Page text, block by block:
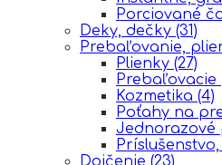
Porciované
Deky, dečky (31)
Prebaľovanie,
Plienky (27)
Kozmetika (4)
Poťahy na
Jednorazové
Dojčenie (23)